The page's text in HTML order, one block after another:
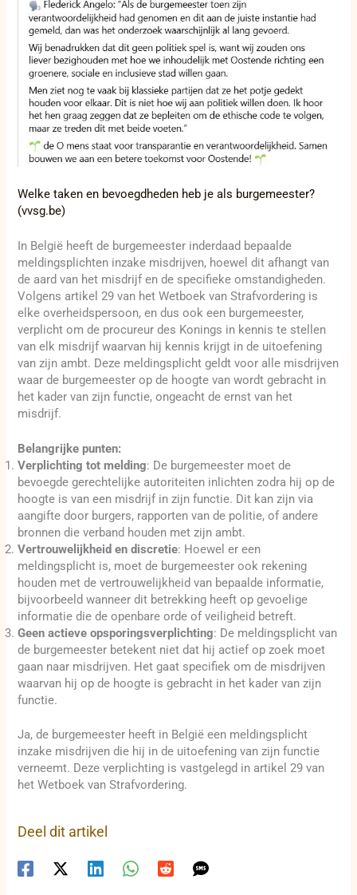
Welke taken en bevoegdheden heb je als burgemeester?
(vvsg.be)
In België heeft de burgemeester inderdaad bepaalde
meldingsplichten inzake misdrijven, hoewel dit afhangt van
de aard van het misdrijf en de specifieke omstandigheden.
Volgens artikel 29 van het Wetboek van Strafvordering is
elke overheidspersoon, en dus ook een burgemeester,
verplicht om de procureur des Konings in kennis te stellen
van elk misdrijf waarvan hij kennis krijgt in de uitoefening
van zijn ambt. Deze meldingsplicht geldt voor alle misdrijven
waar de burgemeester op de hoogte van wordt gebracht in
het kader van zijn functie, ongeacht de ernst van het
misdrijf.
Belangrijke punten:
Verplichting tot melding: De burgemeester moet de
bevoegde gerechtelijke autoriteiten inlichten zodra hij op de
hoogte is van een misdrijf in zijn functie. Dit kan zijn via
aangifte door burgers, rapporten van de politie, of andere
bronnen die verband houden met zijn ambt.
Vertrouwelijkheid en discretie: Hoewel er een
meldingsplicht is, moet de burgemeester ook rekening
houden met de vertrouwelijkheid van bepaalde informatie,
bijvoorbeeld wanneer dit betrekking heeft op gevoelige
informatie die de openbare orde of veiligheid betreft.
Geen actieve opsporingsverplichting: De meldingsplicht van
de burgemeester betekent niet dat hij actief op zoek moet
gaan naar misdrijven. Het gaat specifiek om de misdrijven
waarvan hij op de hoogte is gebracht in het kader van zijn
functie.
Ja, de burgemeester heeft in België een meldingsplicht
inzake misdrijven die hij in de uitoefening van zijn functie
verneemt. Deze verplichting is vastgelegd in artikel 29 van
het Wetboek van Strafvordering.
Deel dit artikel